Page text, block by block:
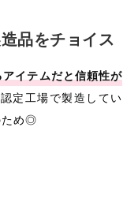
品をチョイス
イテムだと信頼性が
定工場で製造してい
ため◎